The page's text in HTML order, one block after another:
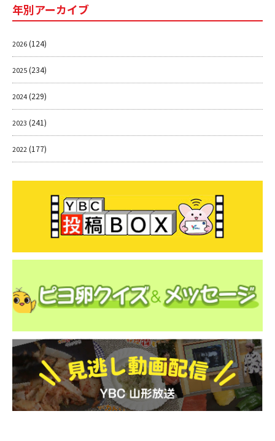
年別アーカイブ
2026(124)
2025(234)
2024(229)
2023 (241)
2022(177)